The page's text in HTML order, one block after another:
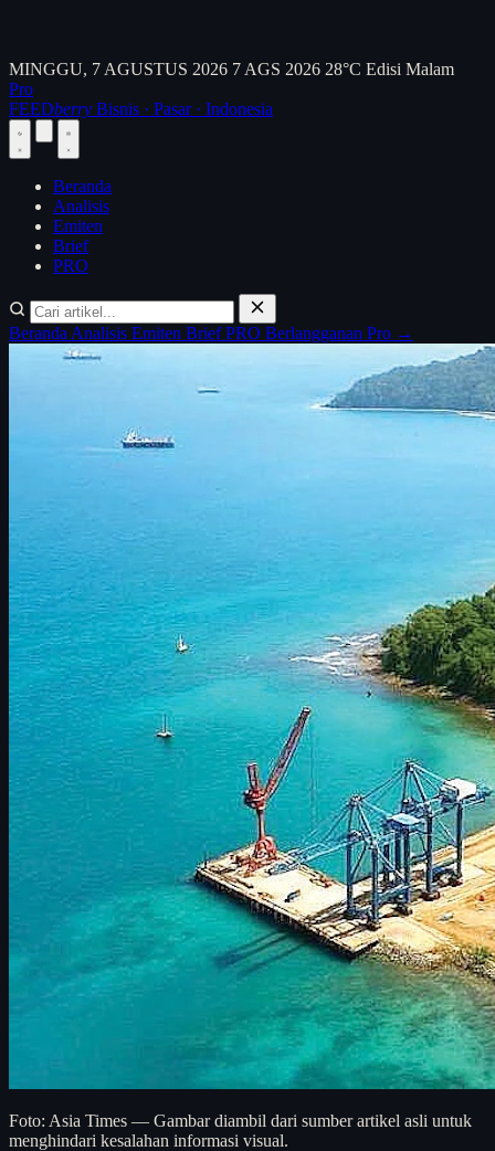
MINGGU, 7 AGUSTUS 2026 7 AGS 2026 28°C Edisi Malam
Pro
FEEDberry Bisnis · Pasar · Indonesia
Beranda
Analisis
Emiten
Brief
PRO
Beranda Analisis Emiten BriefPRO Berlangganan Pro →
Foto: Asia Times — Gambar diambil dari sumber artikel asli untuk
menghindari kesalahan informasi visual.